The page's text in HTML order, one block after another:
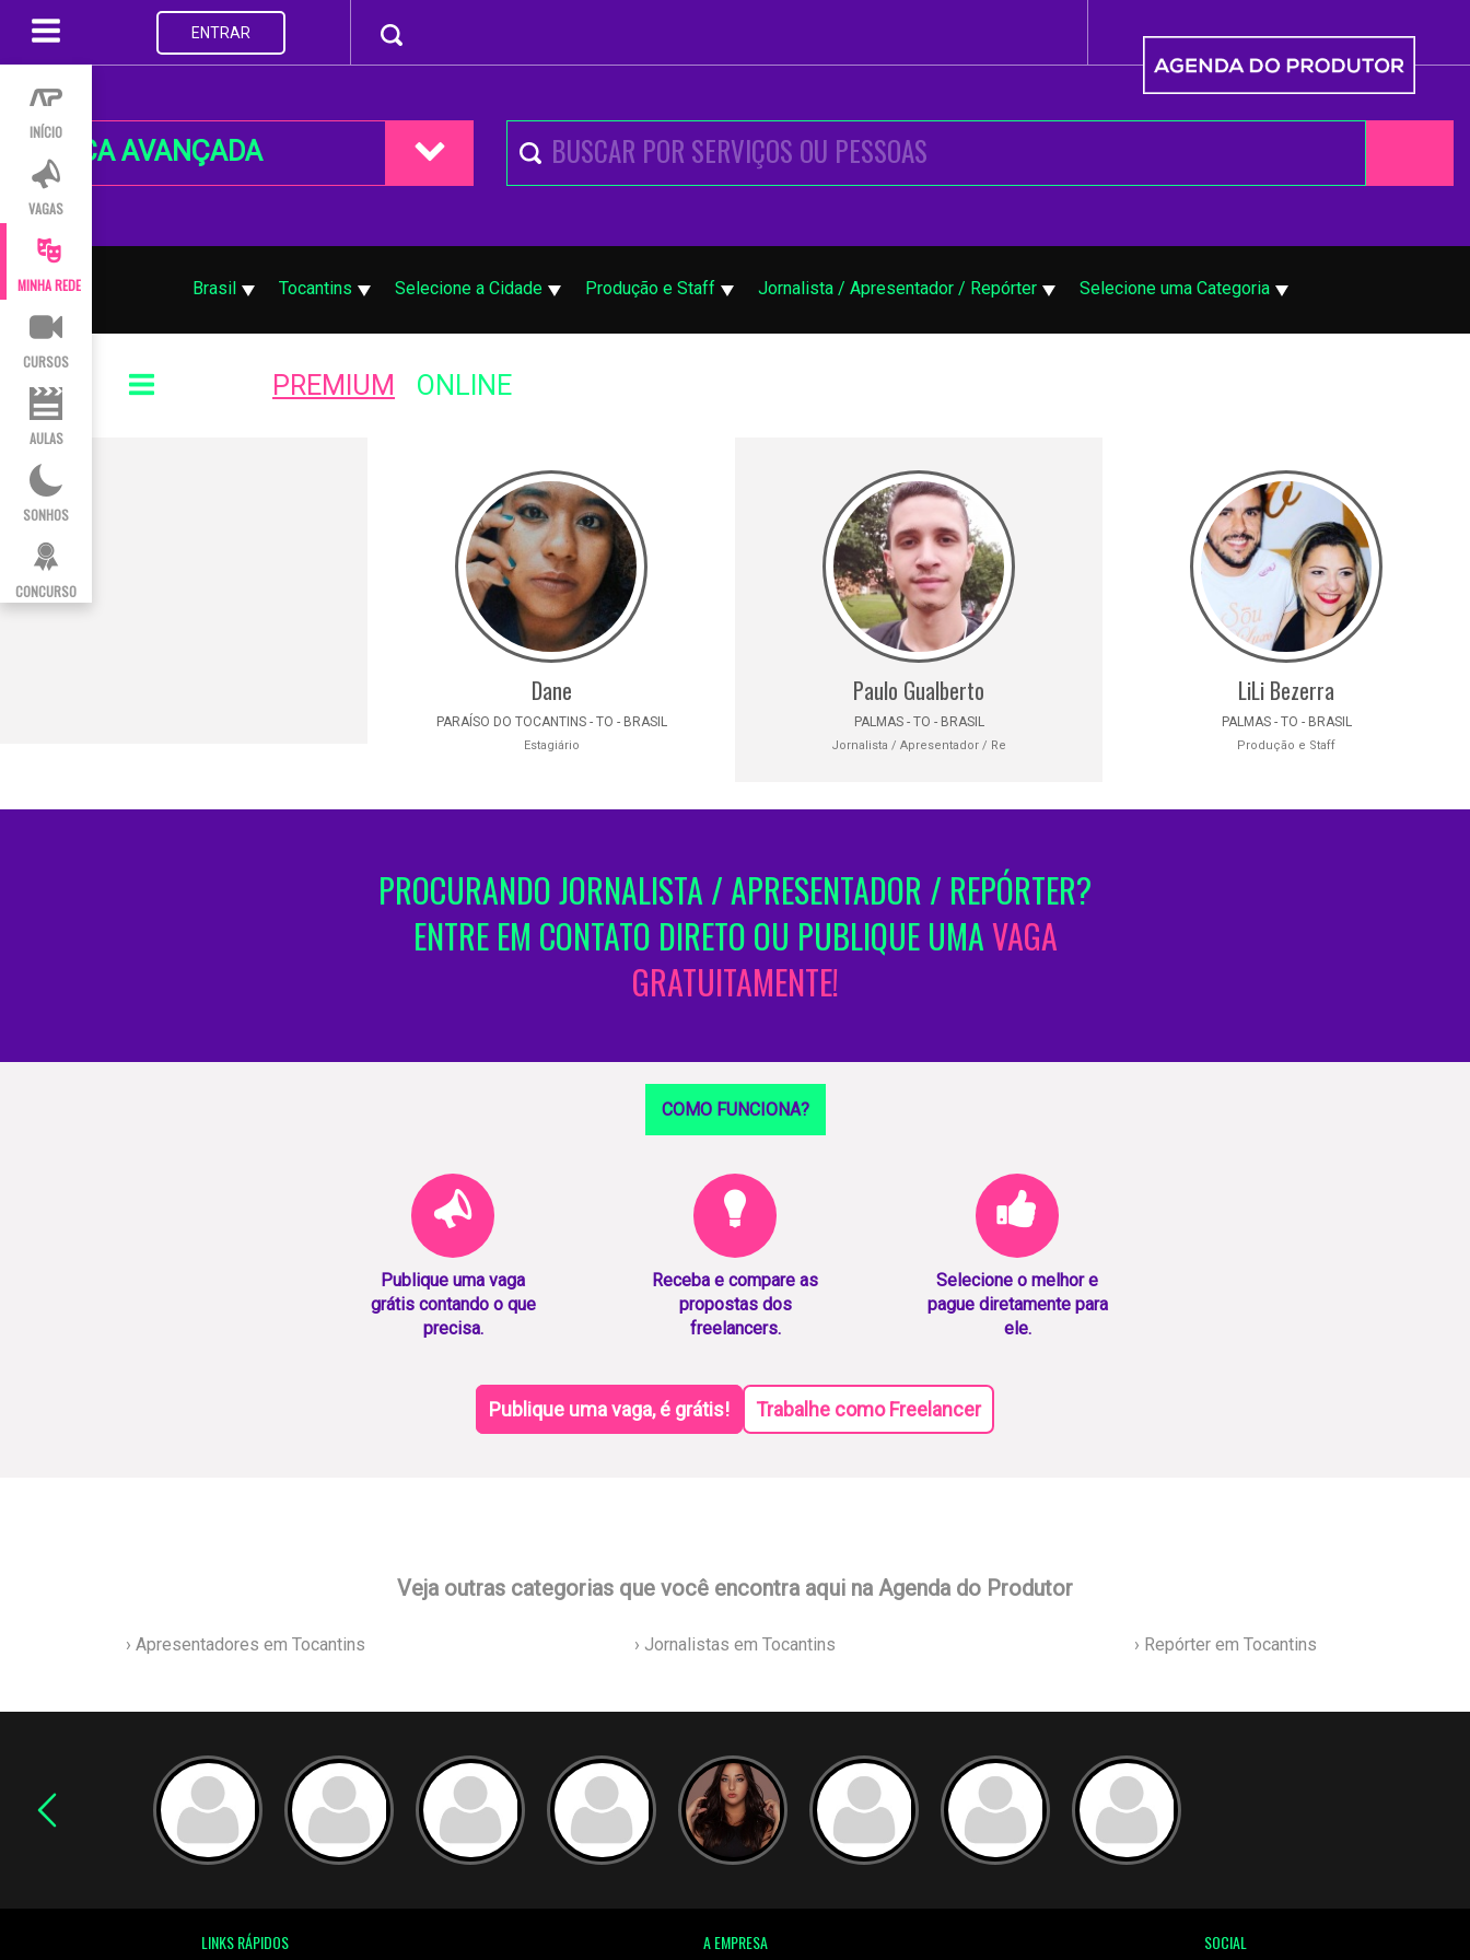
INÍCIO
VAGAS
MINHA REDE
CURSOS
AULAS
SONHOS
CONCURSO
ENTRAR
BUSCA AVANÇADA
Brasil Tocantins Selecione a Cidade Produção e Staff Jornalista / Apresentador / Repórter Selecione uma Categoria
PREMIUM ONLINE
Dane
PARAÍSO DO TOCANTINS - TO - BRASIL
Estagiário
Paulo Gualberto
PALMAS - TO - BRASIL
Jornalista / Apresentador / Re
LiLi Bezerra
PALMAS - TO - BRASIL
Produção e Staff
PROCURANDO JORNALISTA / APRESENTADOR / REPÓRTER?
ENTRE EM CONTATO DIRETO OU PUBLIQUE UMAVAGA
GRATUITAMENTE!
COMO FUNCIONA?
Publique uma vaga
grátis contando o que
precisa.
Receba e compare as
propostas dos
freelancers.
Selecione o melhor e
pague diretamente para
ele.
Publique uma vaga, é grátis! Trabalhe como Freelancer
Veja outras categorias que você encontra aqui na Agenda do Produtor
› Apresentadores em Tocantins › Jornalistas em Tocantins › Repórter em Tocantins
LINKS RÁPIDOS A EMPRESA SOCIAL